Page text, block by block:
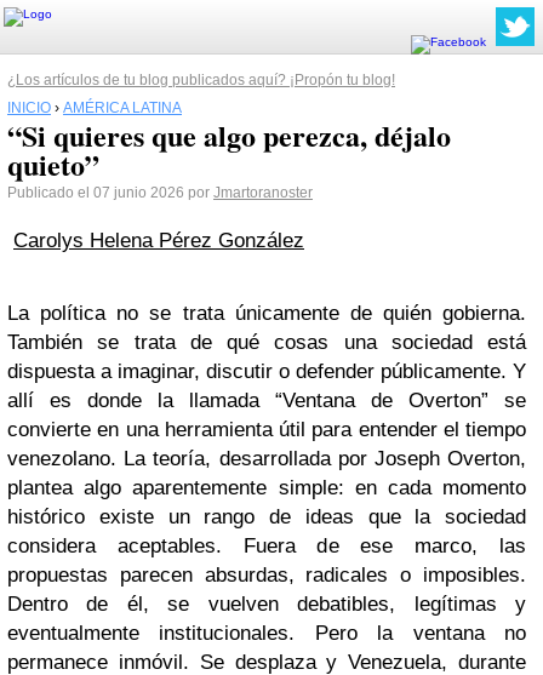
¿Los artículos de tu blog publicados aquí? ¡Propón tu blog!
INICIO › AMÉRICA LATINA
“Si quieres que algo perezca, déjalo
quieto”
Publicado el 07 junio 2026 por Jmartoranoster
Carolys Helena Pérez González
La política no se trata únicamente de quién gobierna.
También se trata de qué cosas una sociedad está
dispuesta a imaginar, discutir o defender públicamente. Y
allí es donde la llamada “Ventana de Overton” se
convierte en una herramienta útil para entender el tiempo
venezolano. La teoría, desarrollada por Joseph Overton,
plantea algo aparentemente simple: en cada momento
histórico existe un rango de ideas que la sociedad
considera aceptables. Fuera de ese marco, las
propuestas parecen absurdas, radicales o imposibles.
Dentro de él, se vuelven debatibles, legítimas y
eventualmente institucionales. Pero la ventana no
permanece inmóvil. Se desplaza y Venezuela, durante